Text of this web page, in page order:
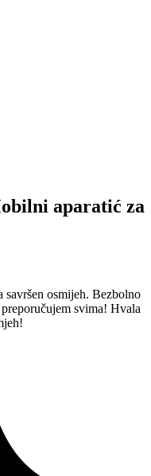
aparatić za
savršen osmijeh. Bezbolno
svima! Hvala